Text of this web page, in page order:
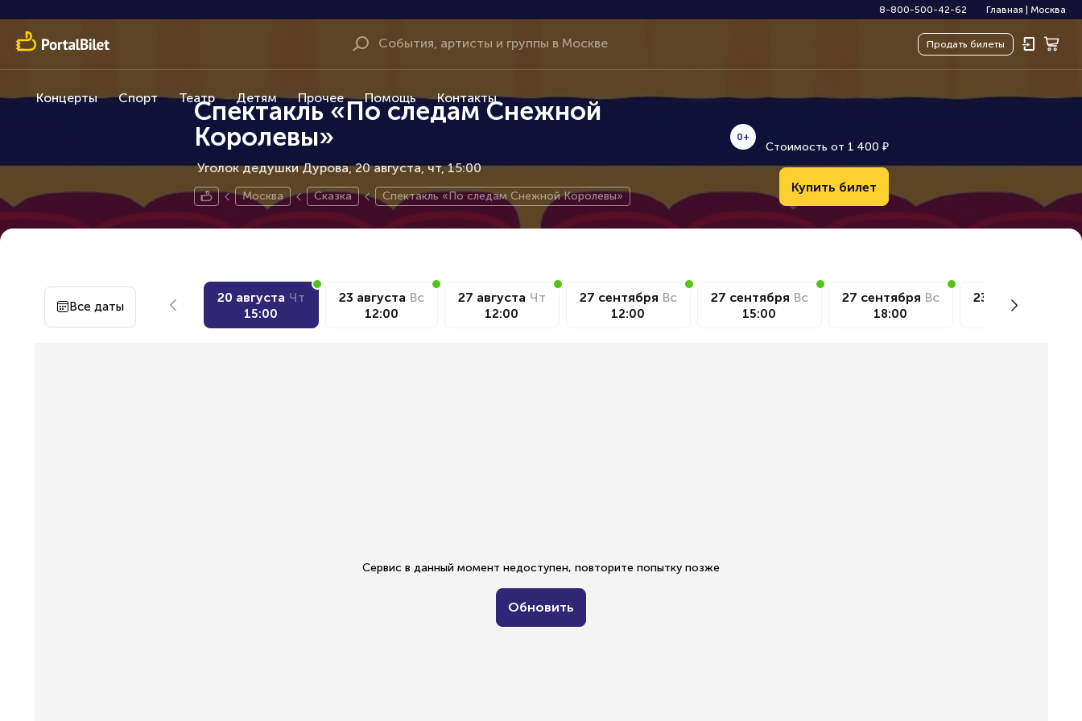
8-800-500-42-62 Главная Москва
Продать билеты
Концерты Спорт Театр Детям Прочее Помощь Контакты
Спектакль «По следам Снежной
Королевы»
Уголок дедушки Дурова, 20 августа
0+
чт, 15:00
Москва Сказка Спектакль «По следам Снежной Королевы»
Стоимость от 1 400 ₽
Купить билет
Все даты
20 августа Чт
15:00
23 августа Вс
12:00
27 августа Чт
12:00
27 сентября Вс
12:00
27 сентября Вс
15:00
27 сентября Вс
18:00
23 октября
12:00
Сервис в данный момент недоступен, повторите попытку позже
Обновить